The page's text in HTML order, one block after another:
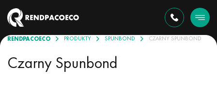
RENDPACOECO PRODUKTY SPUNBOND CZARNY SPUNBOND
Czarny Spunbond